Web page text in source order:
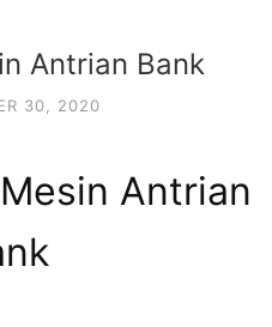
Antrian Bank
30, 2020
Antrian